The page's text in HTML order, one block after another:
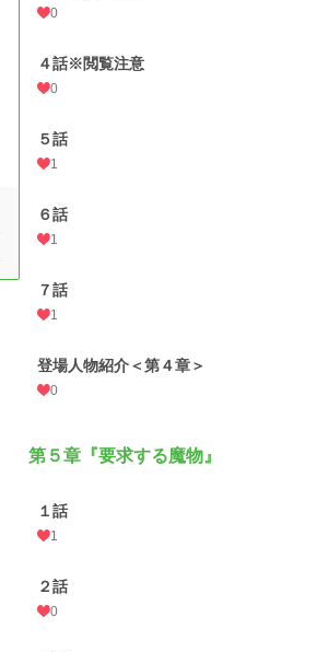
0
４話※閲覧注意
0
５話
1
６話
1
７話
1
登場人物紹介＜第４章＞
0
第５章『要求する魔物』
１話
1
２話
0